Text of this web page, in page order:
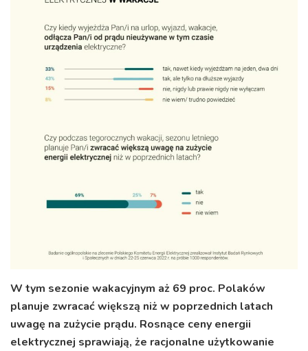
W tym sezonie wakacyjnym aż 69 proc. Polaków
planuje zwracać większą niż w poprzednich latach
uwagę na zużycie prądu. Rosnące ceny energii
elektrycznej sprawiają, że racjonalne użytkowanie